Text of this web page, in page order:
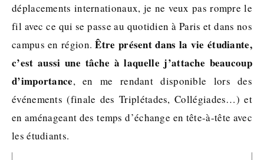
déplacements internationaux, je ne veux pas rompre le
fil avec ce qui se passe au quotidien à Paris et dans nos
campus en région.Être présent dans la vie étudiante,
c’est aussi une tâche à laquelle j’attache beaucoup
d’importance, en me rendant disponible lors des
événements (finale des Triplétades, Collégiades…) et
en aménageant des temps d’échange en tête-à-tête avec
les étudiants.